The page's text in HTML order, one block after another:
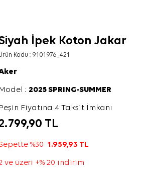
İpek Koton Jakar
Kodu : 9101976_421
Model :2025 SPRING-SUMMER
Peşin Fiyatına 4 Taksit İmkanı
TL
%301.959,93 TL
ve üzeri +% 20 indirim